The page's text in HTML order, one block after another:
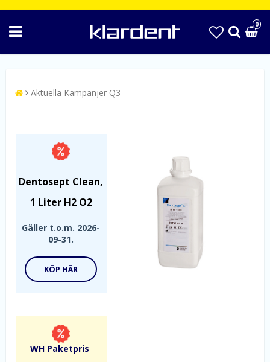
0
Aktuella Kampanjer Q3
Dentosept Clean,
1 Liter H2 O2
Gäller t.o.m. 2026-
09-31.
KÖP HÄR
WH Paketpris